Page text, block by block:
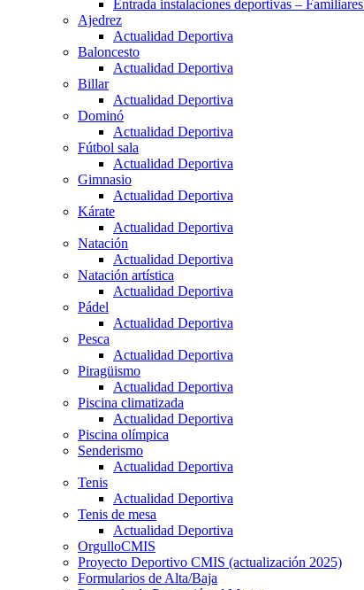
Entrada instalaciones deportivas –
Ajedrez
Actualidad Deportiva
Baloncesto
Actualidad Deportiva
Billar
Actualidad Deportiva
Dominó
Actualidad Deportiva
Fútbol sala
Actualidad Deportiva
Gimnasio
Actualidad Deportiva
Kárate
Actualidad Deportiva
Natación
Actualidad Deportiva
Natación artística
Actualidad Deportiva
Pádel
Actualidad Deportiva
Pesca
Actualidad Deportiva
Piragüismo
Actualidad Deportiva
Piscina climatizada
Actualidad Deportiva
Piscina olímpica
Senderismo
Actualidad Deportiva
Tenis
Actualidad Deportiva
Tenis de mesa
Actualidad Deportiva
OrgulloCMIS
Proyecto Deportivo CMIS (actualización 2025)
Formularios de Alta/Baja